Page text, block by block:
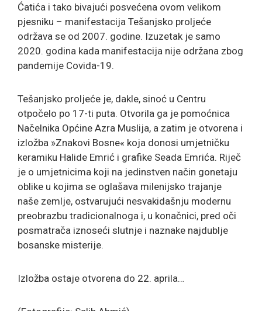
Ćatića i tako bivajući posvećena ovom velikom
pjesniku – manifestacija Tešanjsko proljeće
održava se od 2007. godine. Izuzetak je samo
2020. godina kada manifestacija nije održana zbog
pandemije Covida-19.
Tešanjsko proljeće je, dakle, sinoć u Centru
otpočelo po 17-ti puta. Otvorila ga je pomoćnica
Načelnika Općine Azra Muslija, a zatim je otvorena i
izložba »Znakovi Bosne« koja donosi umjetničku
keramiku Halide Emrić i grafike Seada Emrića. Riječ
je o umjetnicima koji na jedinstven način gonetaju
oblike u kojima se oglašava milenijsko trajanje
naše zemlje, ostvarujući nesvakidašnju modernu
preobrazbu tradicionalnoga i, u konačnici, pred oči
posmatrača iznoseći slutnje i naznake najdublje
bosanske misterije.
Izložba ostaje otvorena do 22. aprila…